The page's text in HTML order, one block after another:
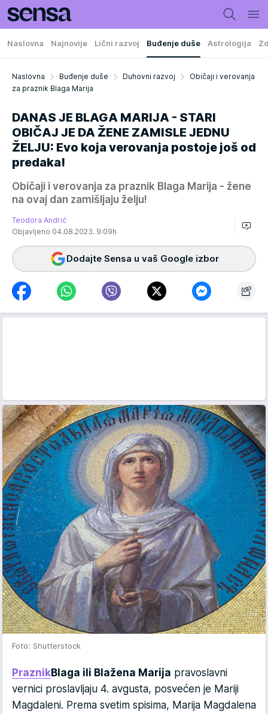
Naslovna Najnovije Lični razvoj Buđenje duše Astrologija
Naslovna Buđenje duše Duhovni razvoj
Običaji i verovanja
za praznik Blaga Marija
DANAS JE BLAGA MARIJA - STARI
OBIČAJ JE DA ŽENE ZAMISLE JEDNU
ŽELJU: Evo koja verovanja postoje još od
predaka!
Običaji i verovanja za praznik Blaga Marija - žene
na ovaj dan zamišljaju želju!
Teodora Andrić
Objavljeno 04.08.2023. 9:09h
Dodajte Sensa u vaš Google izbor
Foto: Shutterstock
PraznikBlaga ili Blažena Marija pravoslavni
vernici proslavljaju 4. avgusta, posvećen je Mariji
Magdaleni. Prema svetim spisima, Marija Magdalena